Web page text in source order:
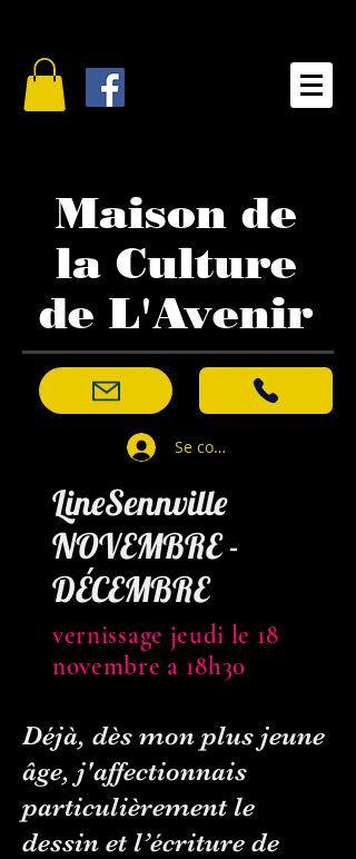
Maison de
la Culture
de L'Avenir
Se connecter
LineSennville
NOVEMBRE -
DÉCEMBRE
vernissage jeudi le 18
novembre a 18h30
Déjà, dès mon plus jeune
âge, j'affectionnais
particulièrement le
dessin et l’écriture de